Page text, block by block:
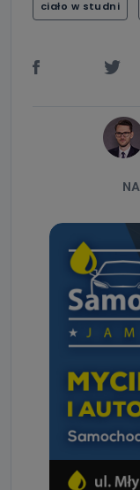
ciało w studni